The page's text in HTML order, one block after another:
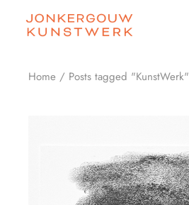
content
Home Posts tagged "KunstWerk"